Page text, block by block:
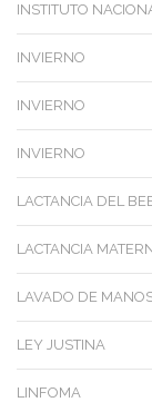
INSTITUTO
INVIERNO
INVIERNO
INVIERNO
LACTANCIA DEL
LACTANCIA
LAVADO DE
LEY JUSTINA
LINFOMA